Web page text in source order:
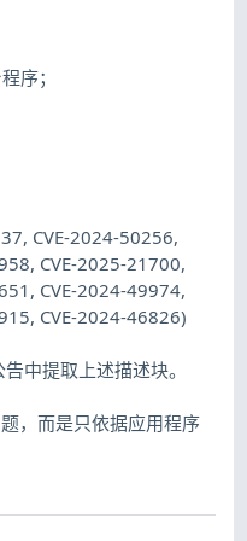
序；
CVE-2024-50256,
CVE-2025-21700,
CVE-2024-49974,
CVE-2024-46826)
中提取上述描述块。
，而是只依据应用程序